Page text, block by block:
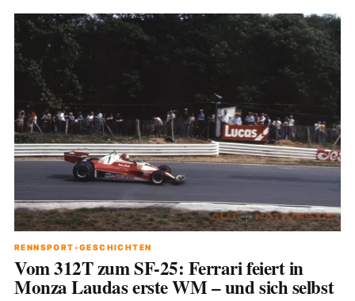
RENNSPORT-GESCHICHTEN
Vom 312T zum SF-25: Ferrari feiert in
Monza Laudas erste WM – und sich selbst